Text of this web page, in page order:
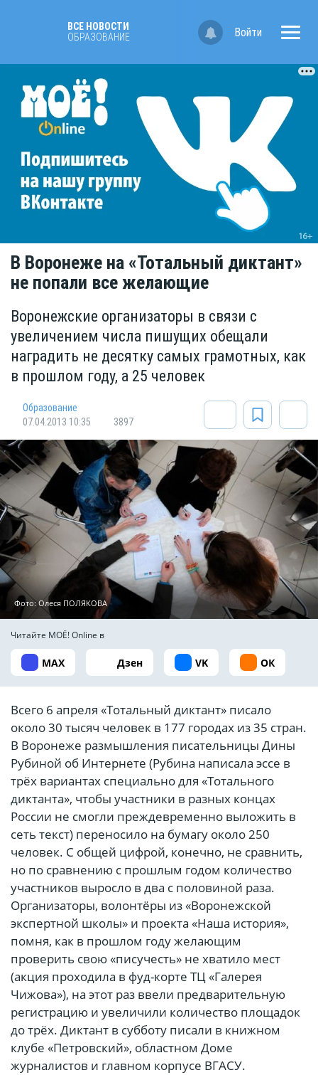
ВСЕ НОВОСТИ
OБРАЗОВАНИЕ
Войти
В Воронеже на «Тотальный диктант»
не попали все желающие
Воронежские организаторы в связи с
увеличением числа пишущих обещали
наградить не десятку самых грамотных, как
в прошлом году, а 25 человек
Oбразование
07.04.2013 10:35
3897
Фото: Олеся ПОЛЯКОВА
Читайте МОЁ! Online в
MAX Дзен VK ОК
Всего 6 апреля «Тотальный диктант» писало
около 30 тысяч человек в 177 городах из 35 стран.
В Воронеже размышления писательницы Дины
Рубиной об Интернете (Рубина написала эссе в
трёх вариантах специально для «Тотального
диктанта», чтобы участники в разных концах
России не смогли преждевременно выложить в
сеть текст) переносило на бумагу около 250
человек. С общей цифрой, конечно, не сравнить,
но по сравнению с прошлым годом количество
участников выросло в два с половиной раза.
Организаторы, волонтёры из «Воронежской
экспертной школы» и проекта «Наша история»,
помня, как в прошлом году желающим
проверить свою «писучесть» не хватило мест
(акция проходила в фуд-корте ТЦ «Галерея
Чижова»), на этот раз ввели предварительную
регистрацию и увеличили количество площадок
до трёх. Диктант в субботу писали в книжном
клубе «Петровский», областном Доме
журналистов и главном корпусе ВГАСУ.